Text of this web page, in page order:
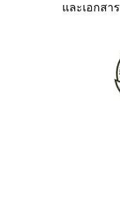
และเอกสาร